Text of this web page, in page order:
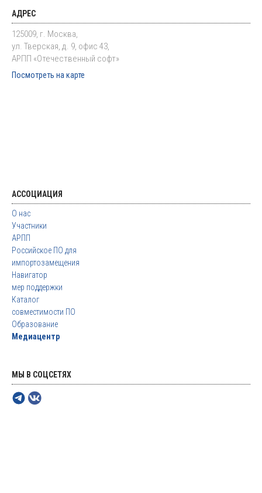
АДРЕС
125009, г. Москва,
ул. Тверская, д. 9, офис 43,
АРПП «Отечественный софт»
Посмотреть на карте
АССОЦИАЦИЯ
О нас
Участники
АРПП
Российское ПО для
импортозамещения
Навигатор
мер поддержки
Каталог
совместимости ПО
Образование
Медиацентр
МЫ В СОЦСЕТЯХ